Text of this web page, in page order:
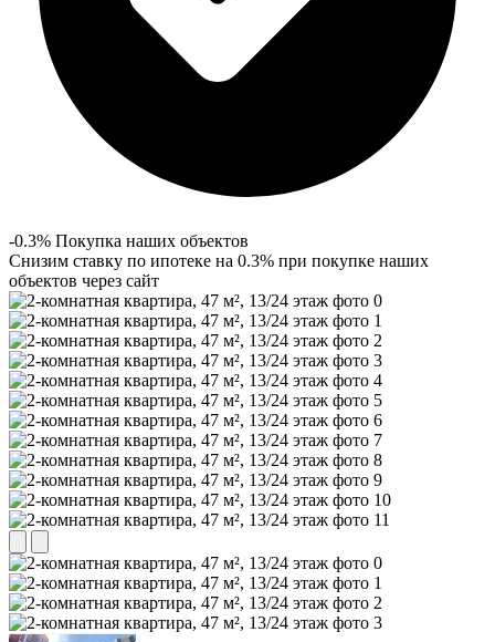
-0.3% Покупка наших объектов
Снизим ставку по ипотеке на 0.3% при покупке наших
объектов через сайт